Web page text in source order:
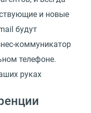
и новые
будут
коммуникатор
телефоне.
руках